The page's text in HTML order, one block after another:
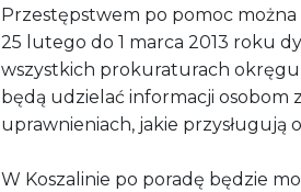
Przestępstwem po pomoc można
25 lutego do 1 marca 2013 roku
wszystkich prokuraturach
będą udzielać informacji osobom
uprawnieniach, jakie przysługują
W Koszalinie po poradę będzie